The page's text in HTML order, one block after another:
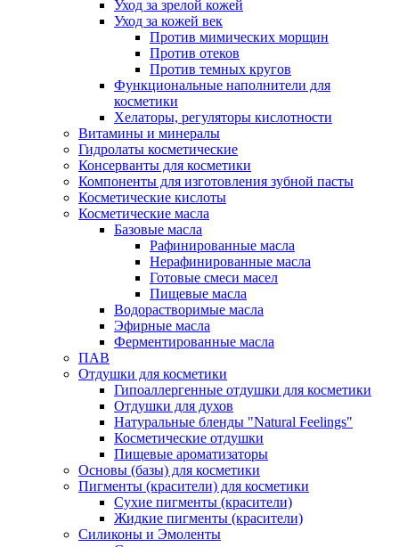
Уход за зрелой кожей
Уход за кожей век
Против мимических морщин
Против отеков
Против темных кругов
Функциональные наполнители для
косметики
Хелаторы, регуляторы кислотности
Витамины и минералы
Гидролаты косметические
Консерванты для косметики
Компоненты для изготовления зубной пасты
Косметические кислоты
Косметические масла
Базовые масла
Рафинированные масла
Нерафинированные масла
Готовые смеси масел
Пищевые масла
Водорастворимые масла
Эфирные масла
Ферментированные масла
ПАВ
Отдушки для косметики
Гипоаллергенные отдушки для косметики
Отдушки для духов
Натуральные бленды "Natural Feelings"
Косметические отдушки
Пищевые ароматизаторы
Основы (базы) для косметики
Пигменты (красители) для косметики
Сухие пигменты (красители)
Жидкие пигменты (красители)
Силиконы и Эмоленты